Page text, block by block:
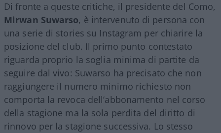
Di fronte a queste critiche, il presidente del Como,
Mirwan Suwarso, è intervenuto di persona con
una serie di stories su Instagram per chiarire la
posizione del club. Il primo punto contestato
riguarda proprio la soglia minima di partite da
seguire dal vivo: Suwarso ha precisato che non
raggiungere il numero minimo richiesto non
comporta la revoca dell’abbonamento nel corso
della stagione ma la sola perdita del diritto di
rinnovo per la stagione successiva. Lo stesso